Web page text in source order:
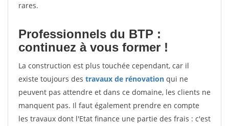
rares.
Professionnels du BTP :
continuez à vous former !
La construction est plus touchée cependant, car il
existe toujours des travaux de rénovation qui ne
peuvent pas attendre et dans ce domaine, les clients ne
manquent pas. Il faut également prendre en compte
les travaux dont l'Etat finance une partie des frais : c'est